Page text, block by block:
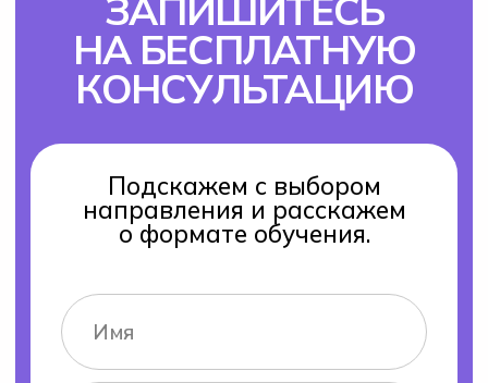
Поступление 2026
IT-школа Хексли
Как проходит обучение